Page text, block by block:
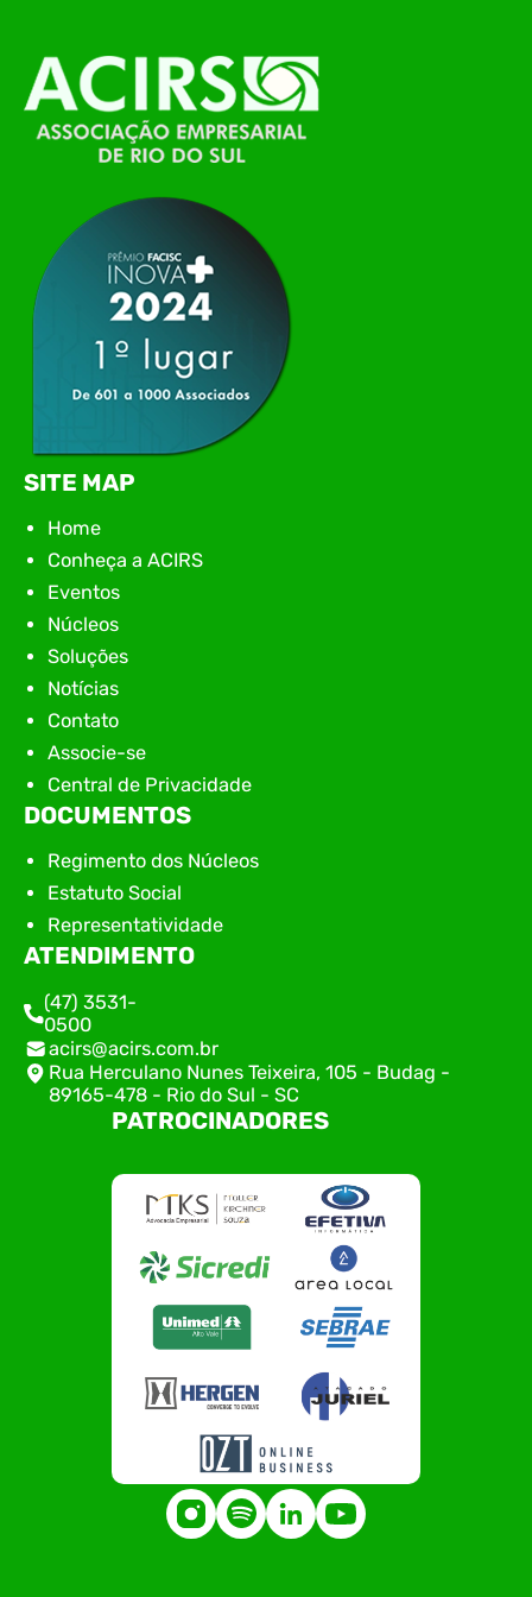
ACIRS, Jardel José Busarello, com os núcleos…
SITE MAP
Home
Conheça a ACIRS
Eventos
Núcleos
Soluções
Notícias
Contato
Associe-se
Central de Privacidade
DOCUMENTOS
Regimento dos Núcleos
Estatuto Social
Representatividade
ATENDIMENTO
(47) 3531-
0500
acirs@acirs.com.br
Rua Herculano Nunes Teixeira, 105 - Budag -
89165-478 - Rio do Sul - SC
PATROCINADORES